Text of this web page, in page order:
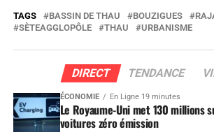
TAGS BASSIN DE THAU BOUZIGUES
SÈTEAGGLOPÔLE
THAU URBANISME
DIRECT TENDANCE
ÉCONOMIE En Ligne 19 minutes
Le Royaume-Uni met 130 millions
voitures zéro émission